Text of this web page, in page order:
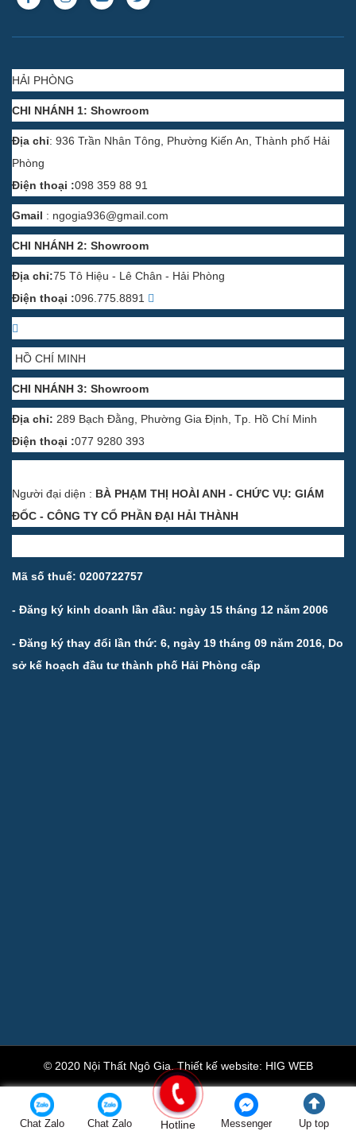
Điện thoại :096.775.8891
HỒ CHÍ MINH
CHI NHÁNH 3: Showroom
Địa chỉ:289 Bạch Đằng, Phường Gia Định, Tp. Hồ Chí Minh
Điện thoại :
Người đại diện :BÀ PHẠM THỊ HOÀI ANH - CHỨC VỤ: GIÁM
ĐỐC - CÔNG TY CỔ PHẦN ĐẠI HẢI THÀNH
Mã số thuế: 0200722757
- Đăng ký kinh doanh lần đầu: ngày 15 tháng 12 năm 2006
- Đăng ký thay đổi lần thứ: 6, ngày 19 tháng 09 năm 2016, Do
sở kế hoạch đầu tư thành phố Hải Phòng cấp
Chat Zalo Chat Zalo Hotline Messenger Up top